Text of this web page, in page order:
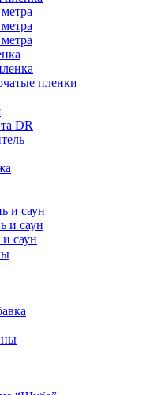
пленки
DR
и саун
и саун
саун